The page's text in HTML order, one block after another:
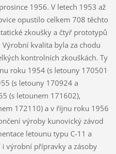
1956. V letech 1953 až
opustilo celkem 708 těchto
zkoušky a čtyř prototypů
kvalita byla za chodu
kontrolních zkouškách. Ty
roku 1954 (s letouny 170501
(s letouny 170924 a
(s letounem 171602),
172110) a v říjnu roku 1956
výroby kunovický závod
letounu typu C-11 a
výrobní přípravky a zásoby